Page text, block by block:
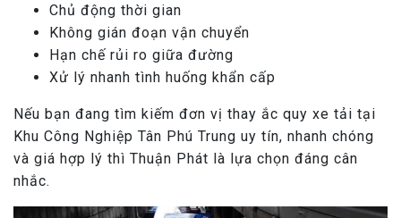
Chủ động thời gian
Không gián đoạn vận chuyển
Hạn chế rủi ro giữa đường
Xử lý nhanh tình huống khẩn cấp
Nếu bạn đang tìm kiếm đơn vị thay ắc quy xe tải tại
Khu Công Nghiệp Tân Phú Trung uy tín, nhanh chóng
và giá hợp lý thì Thuận Phát là lựa chọn đáng cân
nhắc.